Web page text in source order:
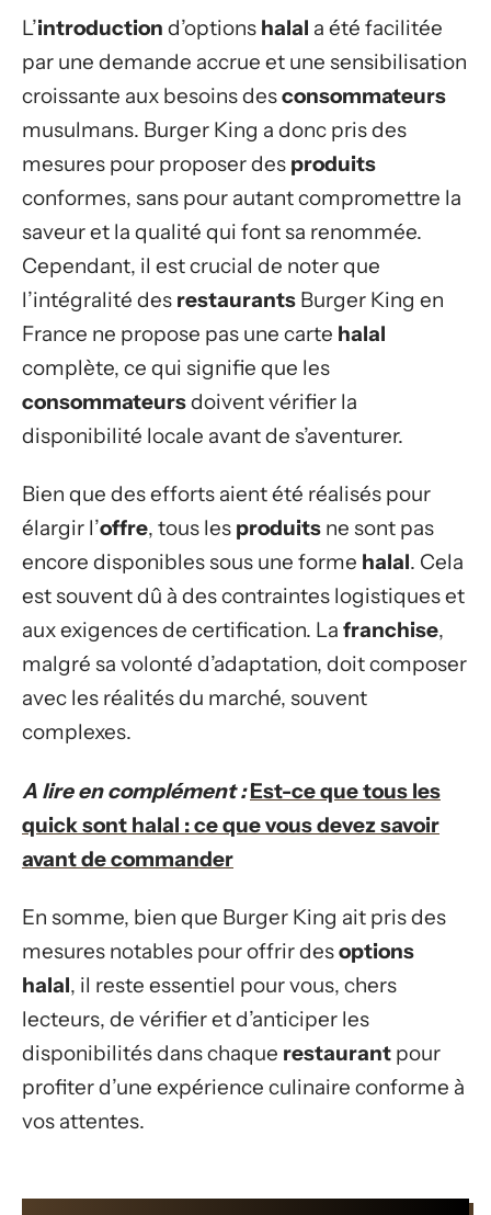
L’introduction d’options halal a été facilitée
par une demande accrue et une sensibilisation
croissante aux besoins desconsommateurs
musulmans. Burger King a donc pris des
mesures pour proposer des produits
conformes, sans pour autant compromettre la
saveur et la qualité qui font sa renommée.
Cependant, il est crucial de noter que
l’intégralité des restaurants Burger King en
France ne propose pas une carte halal
complète, ce qui signifie que les
consommateursdoivent vérifier la
disponibilité locale avant de s’aventurer.
Bien que des efforts aient été réalisés pour
élargir l’offre, tous les produits ne sont pas
encore disponibles sous une forme halal. Cela
est souvent dû à des contraintes logistiques et
aux exigences de certification. La franchise,
malgré sa volonté d’adaptation, doit composer
avec les réalités du marché, souvent
complexes.
A lire en complément : Est-ce que tous les
quick sont halal : ce que vous devez savoir
avant de commander
En somme, bien que Burger King ait pris des
mesures notables pour offrir desoptions
halal, il reste essentiel pour vous, chers
lecteurs, de vérifier et d’anticiper les
disponibilités dans chaque restaurant pour
profiter d’une expérience culinaire conforme à
vos attentes.